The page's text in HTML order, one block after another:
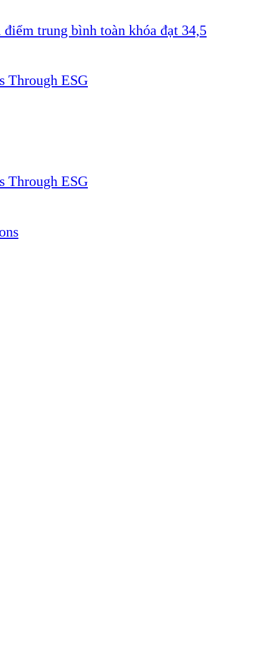
trung bình toàn khóa đạt 34,5
Through ESG
Through ESG